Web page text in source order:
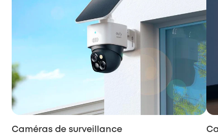
Caméras de surveillance